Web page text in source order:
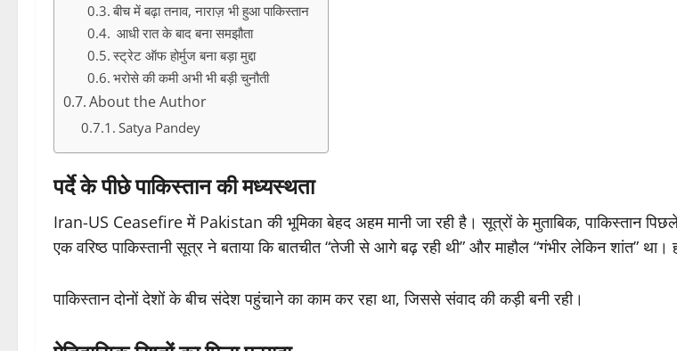
बीच में बढ़ा तनाव, नाराज़ भी हुआ पाकिस्तान
आधी रात के बाद बना समझौता
स्ट्रेट ऑफ होर्मुज बना बड़ा मुद्दा
भरोसे की कमी अभी भी बड़ी चुनौती
About the Author
Satya Pandey
पर्दे के पीछे पाकिस्तान की मध्यस्थता
Iran-US Ceasefire में Pakistan की भूमिका बेहद अहम मानी जा रही है। सूत्रों के मुताबिक, पाकिस्तान
एक वरिष्ठ पाकिस्तानी सूत्र ने बताया कि बातचीत “तेजी से आगे बढ़ रही थी” और माहौल “गंभीर लेकिन शांत” था।
पाकिस्तान दोनों देशों के बीच संदेश पहुंचाने का काम कर रहा था, जिससे संवाद की कड़ी बनी रही।